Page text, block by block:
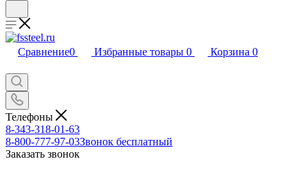
Сравнение0 Избранные товары 0 Корзина 0
Телефоны
8-343-318-01-63
8-800-777-97-03Звонок бесплатный
Заказать звонок